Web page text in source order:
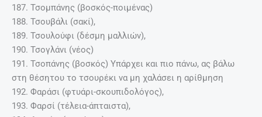
187. Τσομπάνης (βοσκός-ποιμένας)
188. Τσουβάλι (σακί),
189. Τσουλούφι (δέσμη μαλλιών),
190. Τσογλάνι (νέος)
191. Τσοπάνης (βοσκός) Υπάρχει και πιο πάνω, ας βάλω
στη θέσητου το τσουρέκι να μη χαλάσει η αρίθμηση
192. Φαράσι (φτυάρι-σκουπιδολόγος),
193. Φαρσί (τέλεια-άπταιστα),